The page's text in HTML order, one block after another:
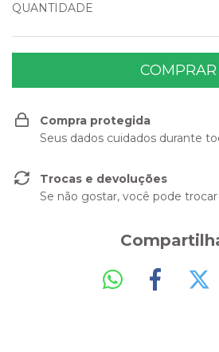
QUANTIDADE
Compra protegida
Seus dados cuidados durante
Trocas e devoluções
Se não gostar, você pode